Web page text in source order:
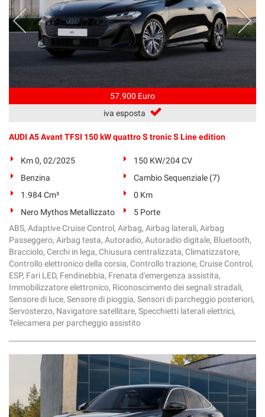
57.900 Euro
iva esposta
AUDI A5 Avant TFSI 150 kW quattro S tronic S Line edition
Km 0, 02/2025
150 KW/204 CV
Benzina
Cambio Sequenziale (7)
1.984 Cm³
0 Km
Nero Mythos Metallizzato
5 Porte
ABS, Adaptive Cruise Control, Airbag, Airbag laterali, Airbag
Passeggero, Airbag testa, Autoradio, Autoradio digitale, Bluetooth,
Bracciolo, Cerchi in lega, Chiusura centralizzata, Climatizzatore,
Controllo elettronico della corsia, Controllo trazione, Cruise Control,
ESP, Fari LED, Fendinebbia, Frenata d'emergenza assistita,
Immobilizzatore elettronico, Riconoscimento dei segnali stradali,
Sensore di luce, Sensore di pioggia, Sensori di parcheggio posteriori,
Servosterzo, Navigatore satellitare, Specchietti laterali elettrici,
Telecamera per parcheggio assistito